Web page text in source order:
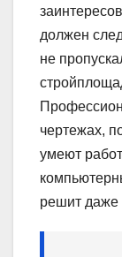
должен
не
чертежах,
умеют
решит даже